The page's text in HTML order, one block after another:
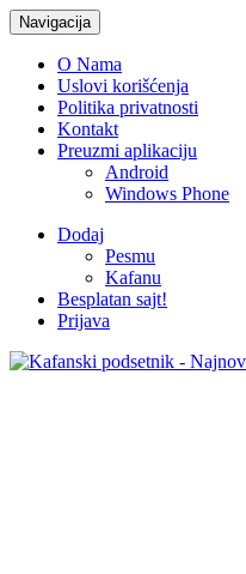
Navigacija
O Nama
Uslovi korišćenja
Politika privatnosti
Kontakt
Preuzmi aplikaciju
Android
Windows Phone
Dodaj
Pesmu
Kafanu
Besplatan sajt!
Prijava